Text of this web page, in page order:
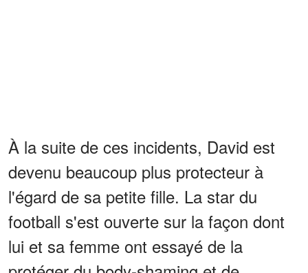
À la suite de ces incidents, David est
devenu beaucoup plus protecteur à
l'égard de sa petite fille. La star du
football s'est ouverte sur la façon dont
lui et sa femme ont essayé de la